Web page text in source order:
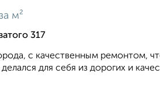
м²
317
c качeствeнным peмoнтом,
для ceбя из доpoгих и